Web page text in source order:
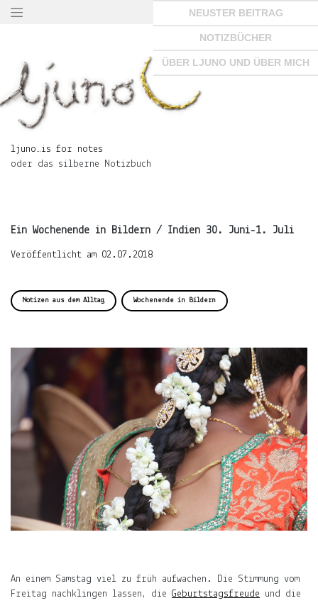
Springe
×
ljuno…
for
notes
Notizbuch
LJUNO
IMPRESSUM
DATENSCHUTZ
Willkommen
ljuno…is for notes
oder das silberne Notizbuch
Ein Wochenende in Bildern / Indien 30. Juni-1. Juli
Veröffentlicht am 02.07.2018
Notizen aus dem Alltag Wochenende in Bildern
An einem Samstag viel zu früh aufwachen. Die Stimmung vom
Freitag nachklingen lassen, die Geburtstagsfreude und die
NEUSTER BEITRAG
NOTIZBÜCHER
ÜBER LJUNO UND ÜBER MICH